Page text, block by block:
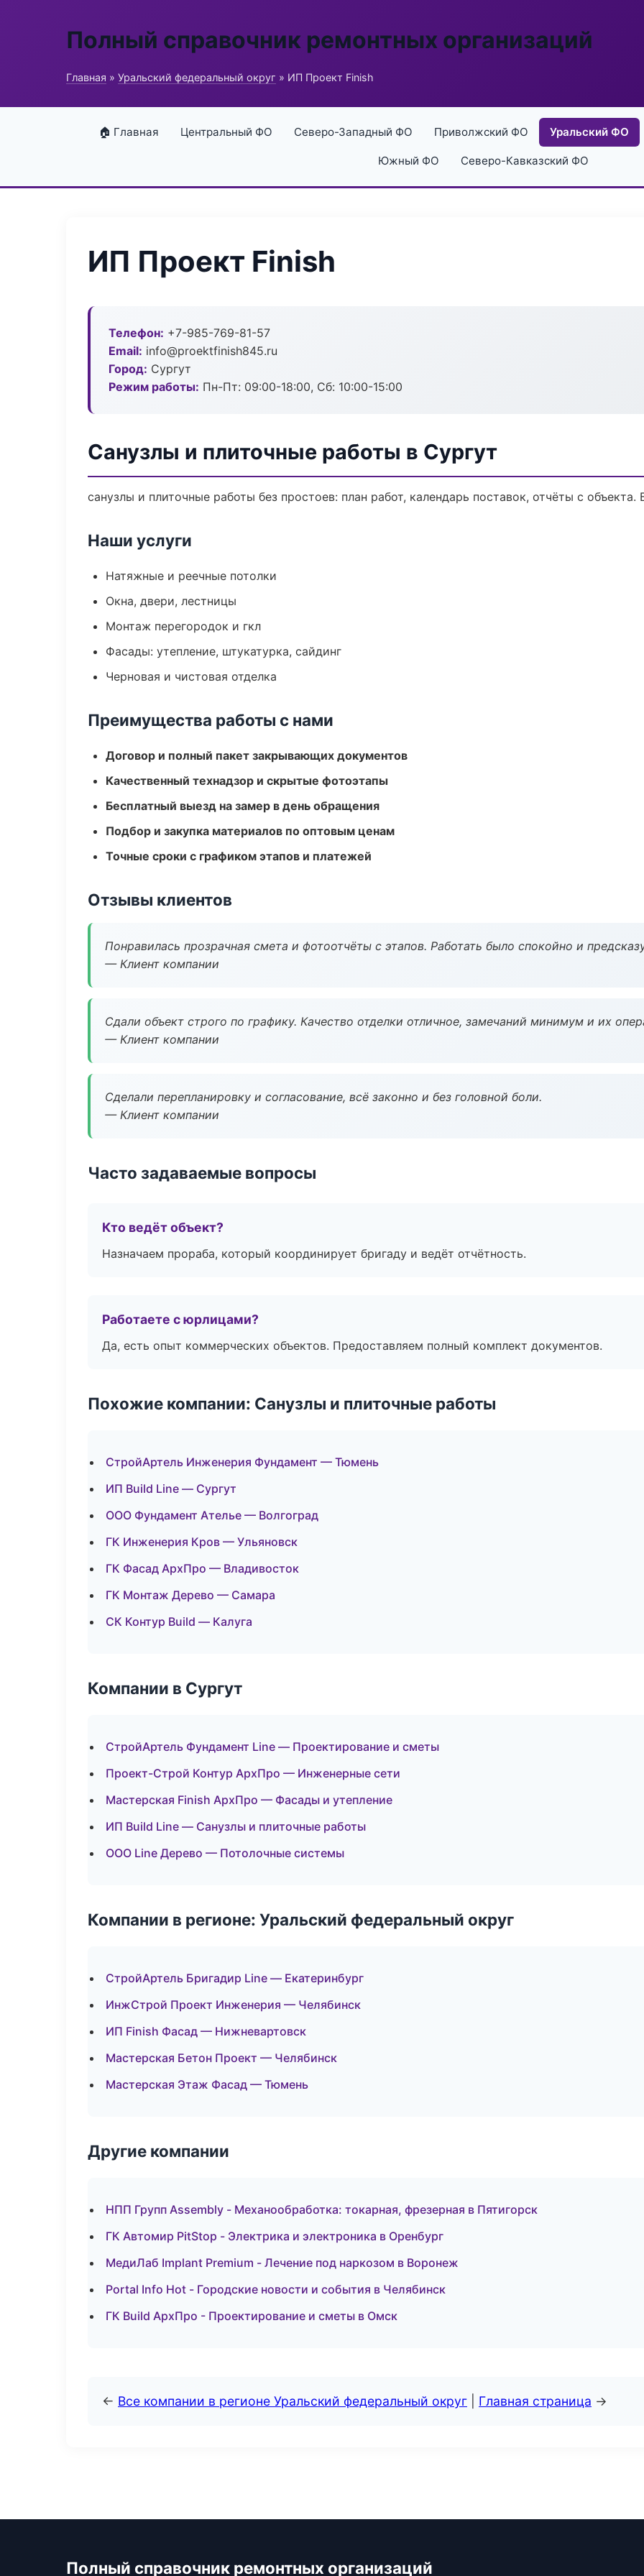
Полный справочник ремонтных организаций
Главная » Уральский федеральный округ » ИП Проект Finish
🏠 Главная Центральный ФО Северо-Западный ФО Приволжский ФО Уральский ФО
Южный ФО Северо-Кавказский ФО
ИП Проект Finish
Телефон: +7-985-769-81-57
Email: info@proektfinish845.ru
Город: Сургут
Режим работы: Пн-Пт: 09:00-18:00, Сб: 10:00-15:00
Санузлы и плиточные работы в Сургут
санузлы и плиточные работы без простоев: план работ, календарь поставок, отчёты с объекта.
Наши услуги
Натяжные и реечные потолки
Окна, двери, лестницы
Монтаж перегородок и гкл
Фасады: утепление, штукатурка, сайдинг
Черновая и чистовая отделка
Преимущества работы с нами
Договор и полный пакет закрывающих документов
Качественный технадзор и скрытые фотоэтапы
Бесплатный выезд на замер в день обращения
Подбор и закупка материалов по оптовым ценам
Точные сроки с графиком этапов и платежей
Отзывы клиентов
Понравилась прозрачная смета и фотоотчёты с этапов. Работать было спокойно и
— Клиент компании
Сдали объект строго по графику. Качество отделки отличное, замечаний минимум и их
— Клиент компании
Сделали перепланировку и согласование, всё законно и без головной боли.
— Клиент компании
Часто задаваемые вопросы
Кто ведёт объект?
Назначаем прораба, который координирует бригаду и ведёт отчётность.
Работаете с юрлицами?
Да, есть опыт коммерческих объектов. Предоставляем полный комплект документов.
Похожие компании: Санузлы и плиточные работы
СтройАртель Инженерия Фундамент — Тюмень
ИП Build Line — Сургут
ООО Фундамент Ателье — Волгоград
ГК Инженерия Кров — Ульяновск
ГК Фасад АрхПро — Владивосток
ГК Монтаж Дерево — Самара
СК Контур Build — Калуга
Компании в Сургут
СтройАртель Фундамент Line — Проектирование и сметы
Проект-Строй Контур АрхПро — Инженерные сети
Мастерская Finish АрхПро — Фасады и утепление
ИП Build Line — Санузлы и плиточные работы
ООО Line Дерево — Потолочные системы
Компании в регионе: Уральский федеральный округ
СтройАртель Бригадир Line — Екатеринбург
ИнжСтрой Проект Инженерия — Челябинск
ИП Finish Фасад — Нижневартовск
Мастерская Бетон Проект — Челябинск
Мастерская Этаж Фасад — Тюмень
Другие компании
НПП Групп Assembly - Механообработка: токарная, фрезерная в Пятигорск
ГК Автомир PitStop - Электрика и электроника в Оренбург
МедиЛаб Implant Premium - Лечение под наркозом в Воронеж
Portal Info Hot - Городские новости и события в Челябинск
ГК Build АрхПро - Проектирование и сметы в Омск
← Все компании в регионе Уральский федеральный округ Главная страница →
Полный справочник ремонтных организаций